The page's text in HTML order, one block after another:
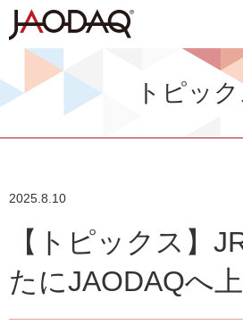
トピッ
2025.8.10
【トピックス】
たにJAODAQへ